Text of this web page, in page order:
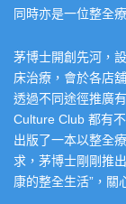
同時亦是一位整全
茅博士開創先河，
床治療，會於各店
透過不同途徑推廣
Culture Club 都有
出版了一本以整全
求，茅博士剛剛推
康的整全生活”，關